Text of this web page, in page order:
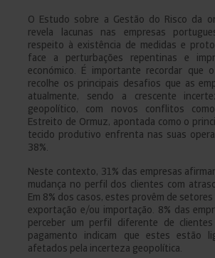
O Estudo sobre a Gestão do Risco da
revela lacunas nas empresas
respeito à existência de medidas e
face a perturbações repentinas e
económico. É importante recordar que
recolhe os principais desafios que as
atualmente, sendo a crescente
geopolítico, com novos conflitos
Estreito de Ormuz, apontada como o
tecido produtivo enfrenta nas suas
38%.
Neste contexto, 31% das empresas
mudança no perfil dos clientes com
Em 8% dos casos, estes provêm de
exportação e/ou importação. 8% das
perceber um perfil diferente de
pagamento indicam que estes estão
afetados pela incerteza geopolítica.